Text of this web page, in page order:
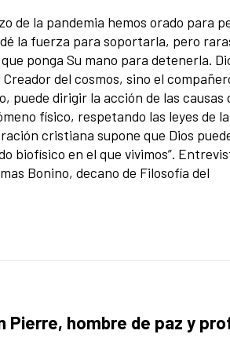
de la pandemia hemos orado para
la fuerza para soportarla, pero
ponga Su mano para detenerla.
del cosmos, sino el
puede dirigir la acción de las causas
físico, respetando las leyes de la
cristiana supone que Dios
biofísico en el que vivimos”.
Bonino, decano de Filosofía del
Pierre, hombre de paz y